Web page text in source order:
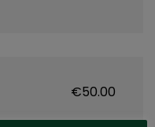
€50.00